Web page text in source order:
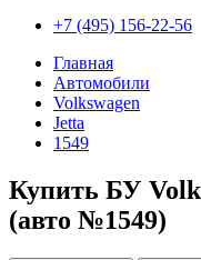
+7 (495) 156-22-56
Главная
Автомобили
Volkswagen
Jetta
1549
Купить БУ
(авто №1549)